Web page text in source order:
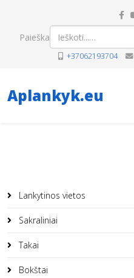
Paieška
+37062193704
Aplankyk.eu
Lankytinos vietos
Sakraliniai
Takai
Bokštai